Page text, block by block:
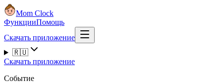
Mom Clock
ФункцииПомощь
Скачать приложение
🇷🇺
Скачать приложение
Событие